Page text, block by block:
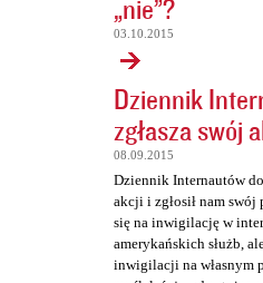
„nie”?
03.10.2015
Dziennik
zgłasza swój
08.09.2015
Dziennik Internautów
akcji i zgłosił nam swój
się na inwigilację w
amerykańskich służb,
inwigilacji na własnym